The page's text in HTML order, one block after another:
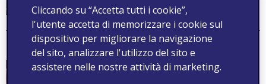
Cibi ultraprocessati: rischio di ipertensione aumentato
L'articolo analizza la
correlazione tra un elevato
Cliccando su “Accetta tutti i cookie”,
l'utente accetta di memorizzare i cookie sul
dispositivo per migliorare la navigazione
del sito, analizzare l'utilizzo del sito e
assistere nelle nostre attività di marketing.